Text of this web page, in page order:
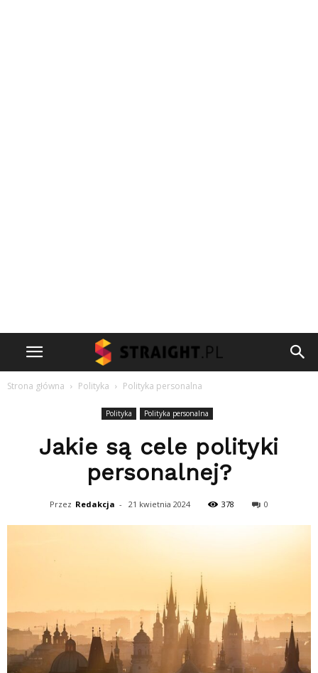
Strona główna Polityka Polityka personalna
Polityka Polityka personalna
Jakie są cele polityki
personalnej?
Przez Redakcja - 21 kwietnia 2024 378 0